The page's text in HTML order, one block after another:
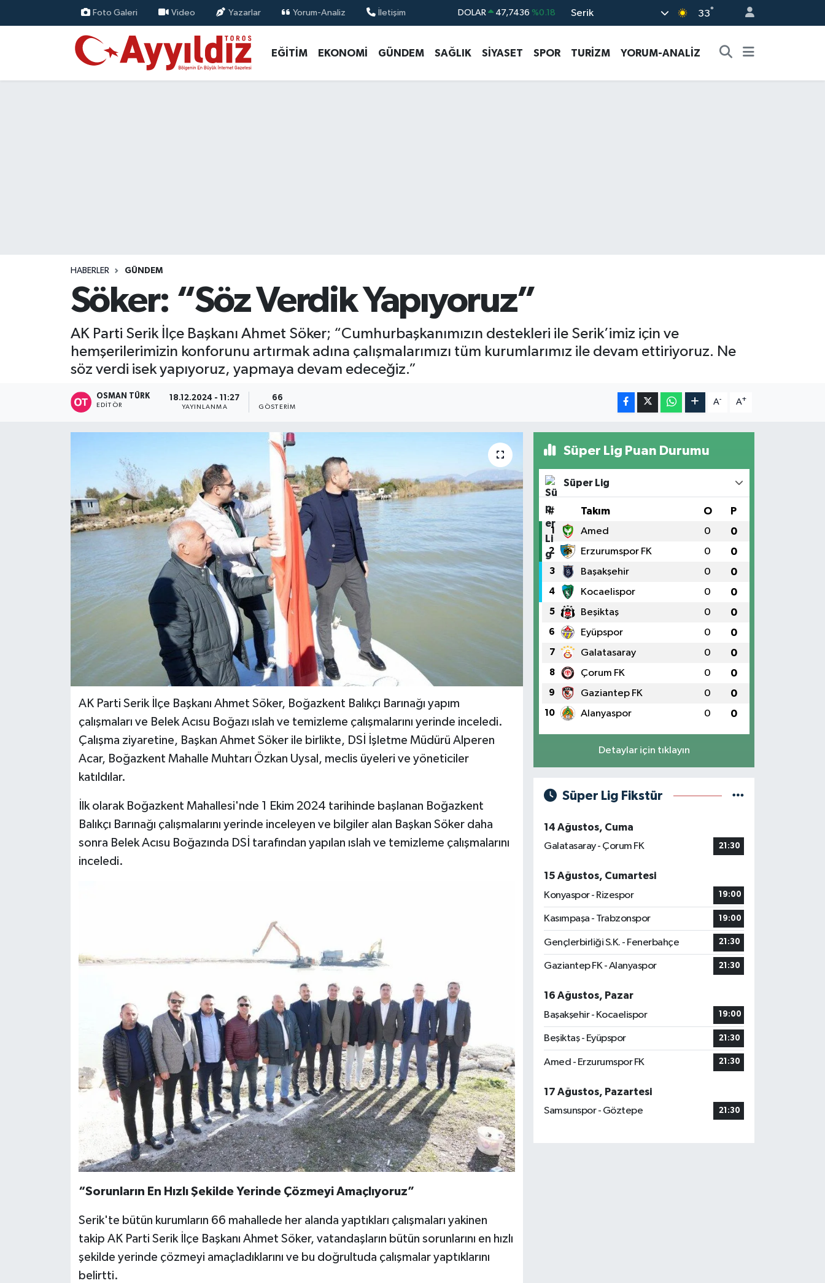
Foto Galeri Video Yazarlar Yorum-Analiz İletişim DOLAR 47,7436 %0.18
STERLİN 64,4811 %0.38
GRAM ALTIN 6660.55 %0.03
Serik 33°
EĞİTİM EKONOMİ GÜNDEM SAĞLIK SİYASET SPOR TURİZM YORUM-ANALİZ
HABERLER GÜNDEM
Söker: “Söz Verdik Yapıyoruz”
AK Parti Serik İlçe Başkanı Ahmet Söker; “Cumhurbaşkanımızın destekleri ile Serik’imiz için ve
hemşerilerimizin konforunu artırmak adına çalışmalarımızı tüm kurumlarımız ile devam ettiriyoruz. Ne
söz verdi isek yapıyoruz, yapmaya devam edeceğiz.”
OSMAN TÜRK
EDITÖR
18.12.2024 - 11:27
YAYINLANMA
66
GÖSTERIM
A- A+
AK Parti Serik İlçe Başkanı Ahmet Söker, Boğazkent Balıkçı Barınağı yapım
çalışmaları ve Belek Acısu Boğazı ıslah ve temizleme çalışmalarını yerinde inceledi.
Çalışma ziyaretine, Başkan Ahmet Söker ile birlikte, DSİ İşletme Müdürü Alperen
Acar, Boğazkent Mahalle Muhtarı Özkan Uysal, meclis üyeleri ve yöneticiler
katıldılar.
İlk olarak Boğazkent Mahallesi'nde 1 Ekim 2024 tarihinde başlanan Boğazkent
Balıkçı Barınağı çalışmalarını yerinde inceleyen ve bilgiler alan Başkan Söker daha
sonra Belek Acısu Boğazında DSİ tarafından yapılan ıslah ve temizleme çalışmalarını
inceledi.
“Sorunların En Hızlı Şekilde Yerinde Çözmeyi Amaçlıyoruz”
Serik'te bütün kurumların 66 mahallede her alanda yaptıkları çalışmaları yakinen
takip AK Parti Serik İlçe Başkanı Ahmet Söker, vatandaşların bütün sorunlarını en hızlı
şekilde yerinde çözmeyi amaçladıklarını ve bu doğrultuda çalışmalar yaptıklarını
belirtti.
Süper Lig Puan Durumu
Süper Lig
# Takım O P
1 Amed 0 0
2 Erzurumspor FK 0 0
3 Başakşehir 0 0
4 Kocaelispor 0 0
5 Beşiktaş 0 0
6 Eyüpspor 0 0
7 Galatasaray 0 0
8 Çorum FK 0 0
9 Gaziantep FK 0 0
10 Alanyaspor 0 0
Detaylar için tıklayın
Süper Lig Fikstür
14 Ağustos, Cuma
Galatasaray - Çorum FK
21:30
15 Ağustos, Cumartesi
Konyaspor - Rizespor
19:00
Kasımpaşa - Trabzonspor 19:00
Gençlerbirliği S.K. - Fenerbahçe 21:30
Gaziantep FK - Alanyaspor 21:30
16 Ağustos, Pazar
Başakşehir - Kocaelispor
19:00
Beşiktaş - Eyüpspor 21:30
Amed - Erzurumspor FK 21:30
17 Ağustos, Pazartesi
Samsunspor - Göztepe
21:30